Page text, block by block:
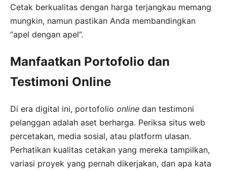
Cetak berkualitas dengan harga terjangkau memang
mungkin, namun pastikan Anda membandingkan
“apel dengan apel”.
Manfaatkan Portofolio dan
Testimoni Online
Di era digital ini, portofolio online dan testimoni
pelanggan adalah aset berharga. Periksa situs web
percetakan, media sosial, atau platform ulasan.
Perhatikan kualitas cetakan yang mereka tampilkan,
variasi proyek yang pernah dikerjakan, dan apa kata